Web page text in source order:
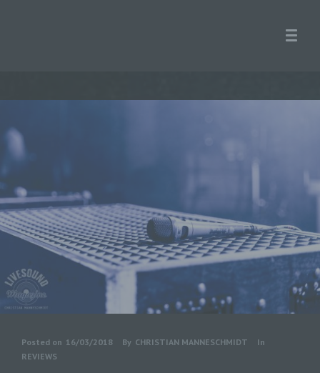
Posted on 16/03/2018 By CHRISTIAN MANNESCHMIDT
In
REVIEWS